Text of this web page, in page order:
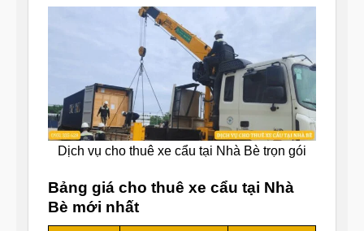
Dịch vụ cho thuê xe cẩu tại Nhà Bè trọn gói
Bảng giá cho thuê xe cẩu tại Nhà
Bè mới nhất